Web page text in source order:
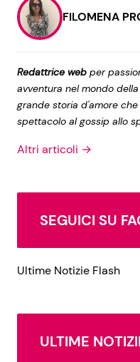
FILOMENA
Redattrice web per
avventura nel mondo della
grande storia d'amore
spettacolo al gossip allo
Altri articoli →
SEGUICI SU
Ultime Notizie Flash
ULTIME